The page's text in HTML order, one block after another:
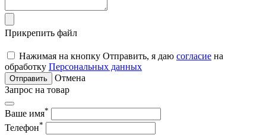
Прикрепить файл
Нажимая на кнопку Отправить, я даю согласие на
обработку Персональных данных
Отправить
Отмена
Запрос на товар
Ваше имя*
Телефон*